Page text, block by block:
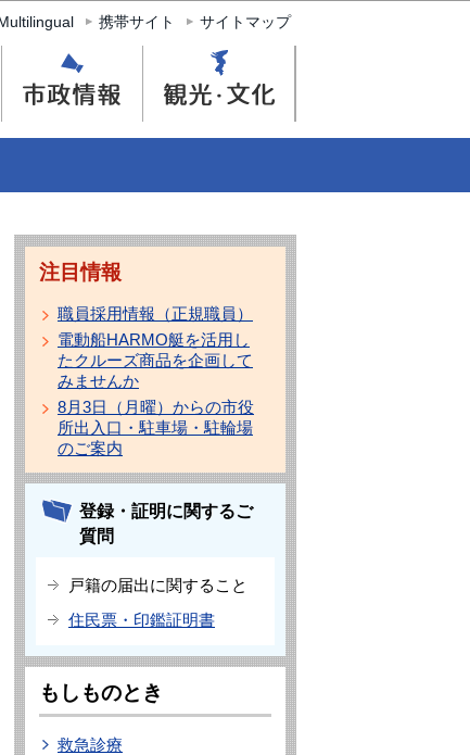
携帯サイト サイトマップ
注目情報
職員採用情報（正規職員）
電動船HARMO艇を活用し
たクルーズ商品を企画して
みませんか
8月3日（月曜）からの市役
所出入口・駐車場・駐輪場
のご案内
登録・証明に関するご
質問
戸籍の届出に関すること
住民票・印鑑証明書
もしものとき
救急診療